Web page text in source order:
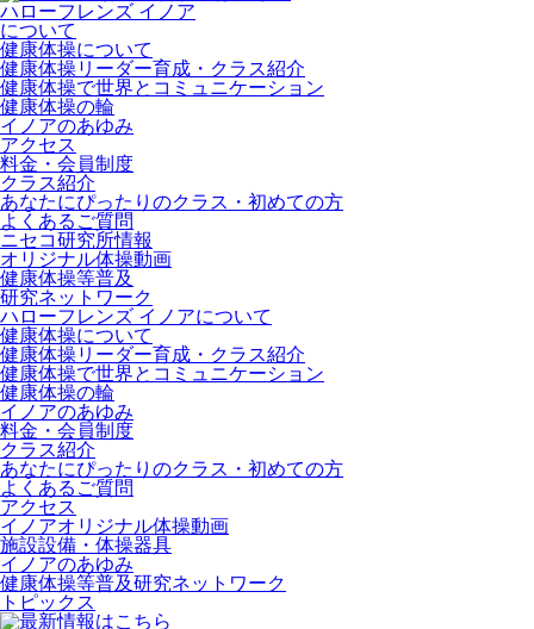
ハローフレンズ イノア
について
健康体操について
健康体操リーダー育成・クラス紹介
健康体操で世界とコミュニケーション
健康体操の輪
イノアのあゆみ
アクセス
料金・会員制度
クラス紹介
あなたにぴったりのクラス・初めての方
よくあるご質問
ニセコ研究所情報
オリジナル体操動画
健康体操等普及
研究ネットワーク
ハローフレンズ イノアについて
健康体操について
健康体操リーダー育成・クラス紹介
健康体操で世界とコミュニケーション
健康体操の輪
イノアのあゆみ
料金・会員制度
クラス紹介
あなたにぴったりのクラス・初めての方
よくあるご質問
アクセス
イノアオリジナル体操動画
施設設備・体操器具
イノアのあゆみ
健康体操等普及研究ネットワーク
トピックス